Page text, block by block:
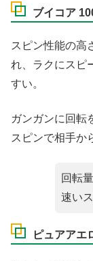
ブイコア
スピン性能の高
れ、ラクにスピ
すい。
ガンガンに回転
スピンで相手か
回転
速い
ピュアアエ